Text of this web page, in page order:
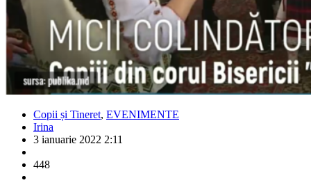
Copii și Tineret, EVENIMENTE
Irina
3 ianuarie 2022 2:11
448